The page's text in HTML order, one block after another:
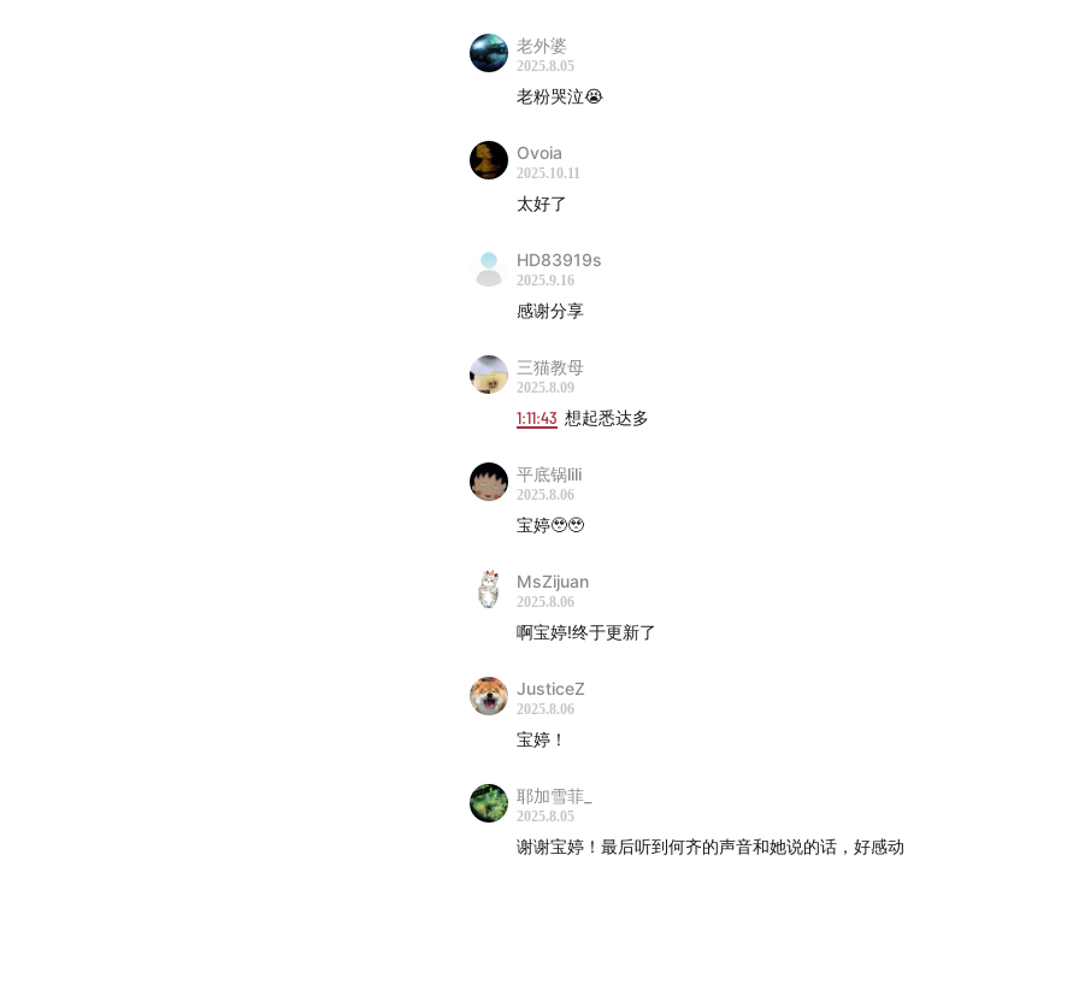
张帅提到的影响他的导演和作品：查理·考夫曼《纽约提喻法》、游
迪斯科》
张钰导演作品《杀死紫罗兰》
Peter Brook 的书 The Empty Space
《动机与提示》基于两本书改编：
Richard Burton in "Hamlet"
彩蛋：
2024年7月27日，导演张帅在《貘之歌》放映之后
导演何齐朗读她写的导演手记《如何造一个梦》结尾段落
感谢所有参与的朋友、嘉宾。感谢FIRST电影节提供的各方面支持。感谢
爱发电上赞助
老外婆
2025.8.05
老粉哭泣😭
Ovoia
2025.10.11
太好了
HD83919s
2025.9.16
感谢分享
三猫教母
2025.8.09
1:11:43 想起悉达多
平底锅lili
2025.8.06
宝婷🥹🥹
MsZijuan
2025.8.06
啊宝婷!终于更新了
JusticeZ
2025.8.06
宝婷！
耶加雪菲_
2025.8.05
谢谢宝婷！最后听到何齐的声音和她说的话，好感动